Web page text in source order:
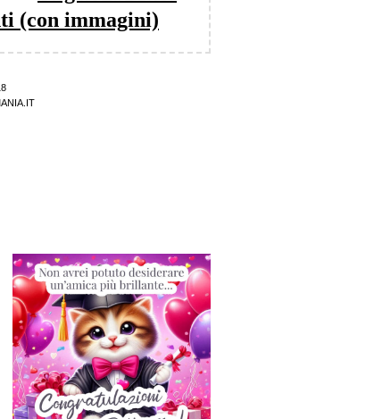
(con immagini)